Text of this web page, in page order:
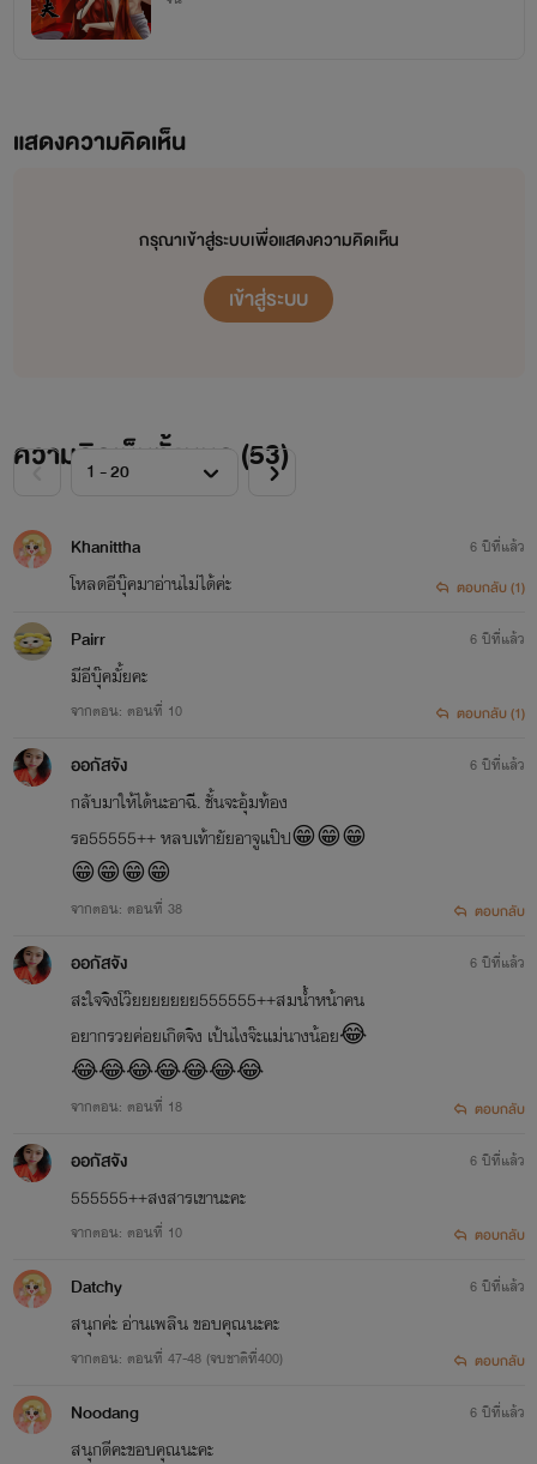
แสดงความคิดเห็น
กรุณาเข้าสู่ระบบเพื่อแสดงความคิดเห็น
เข้าสู่ระบบ
ความคิดเห็นทั้งหมด (53)
Khanittha
โหลดอีบุ๊คมาอ่านไม่ได้ค่ะ
6 ปีที่แล้ว
ตอบกลับ (1)
Pairr
มีอีบุ๊คมั้ยคะ
จากตอน: ตอนที่ 10
6 ปีที่แล้ว
ตอบกลับ (1)
ออกัสจัง
กลับมาให้ได้นะอาฉี. ชั้นจะอุ้มท้อง
รอ55555++ หลบเท้ายัยอาจูแป๊ป😁😁😁
😁😁😁😁
จากตอน: ตอนที่ 38
6 ปีที่แล้ว
ตอบกลับ
ออกัสจัง
สะใจจิงโว๊ยยยยยยย555555++สมน้ำหน้าคน
อยากรวยค่อยเกิดจิง เป้นไงจ๊ะแม่นางน้อย😂
😂😂😂😂😂😂😂
จากตอน: ตอนที่ 18
6 ปีที่แล้ว
ตอบกลับ
ออกัสจัง
555555++สงสารเขานะคะ
จากตอน: ตอนที่ 10
6 ปีที่แล้ว
ตอบกลับ
Datchy
สนุกค่ะ อ่านเพลิน ขอบคุณนะคะ
จากตอน: ตอนที่ 47-48 (จบชาติที่400)
6 ปีที่แล้ว
ตอบกลับ
Noodang
สนุกดีคะขอบคุณนะคะ
6 ปีที่แล้ว